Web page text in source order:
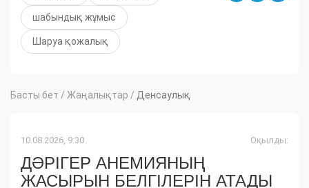
шабындық жұмыс
Шаруа қожалық
Басты бет / Жаңалықтар / Денсаулық
10.08.2026, 9:30 Оқылды:
ДӘРІГЕР АНЕМИЯНЫҢ
ЖАСЫРЫН БЕЛГІЛЕРІН АТАДЫ